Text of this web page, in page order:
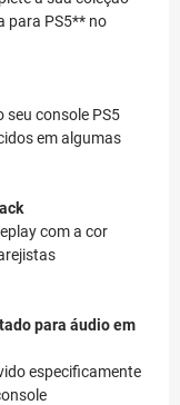
para PS5** no
seu console PS5
em algumas
com a cor
para áudio em
especificamente